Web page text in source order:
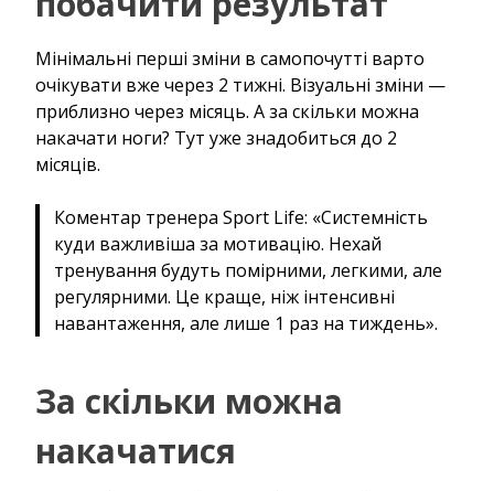
Мінімальні перші зміни в самопочутті варто
очікувати вже через 2 тижні. Візуальні зміни —
приблизно через місяць. А за скільки можна
накачати ноги? Тут уже знадобиться до 2
місяців.
Коментар тренера Sport Life: «Системність
куди важливіша за мотивацію. Нехай
тренування будуть помірними, легкими, але
регулярними. Це краще, ніж інтенсивні
навантаження, але лише 1 раз на тиждень».
За скільки можна
накачатися